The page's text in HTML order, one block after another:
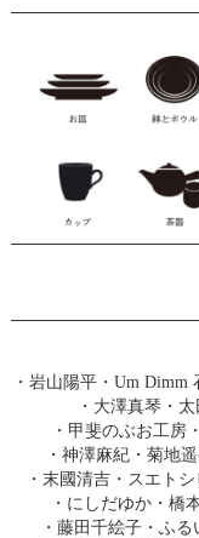
・ 岩山陽平・ Um Dimm
・ 大澤真琴 ・
・ 甲斐のぶお工房 ・
・ 神澤麻紀・ 菊地
・ 末國清吉 ・ スエトシ
・ にしだゆか ・ 橋
・ 藤田千絵子 ・ ふる